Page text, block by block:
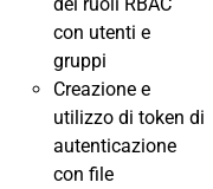
con utenti e
gruppi
Creazione e
utilizzo di token di
autenticazione
con file